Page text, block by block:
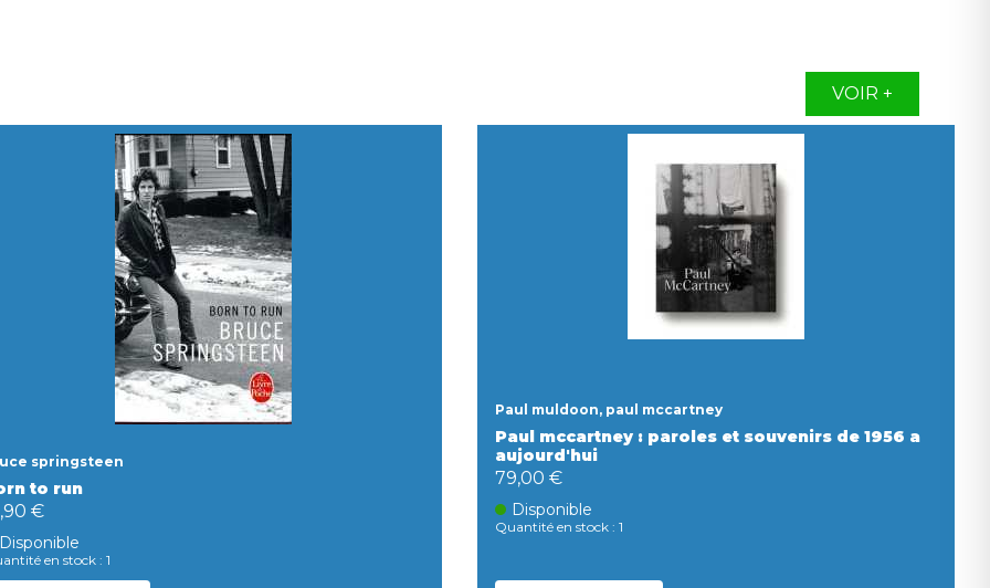
VOIR +
springsteen
to run
€
Disponible
en stock : 1
Paul muldoon, paul mccartney
Paul mccartney : paroles et souvenirs de 1956 a
aujourd'hui
79,00 €
Disponible
Quantité en stock : 1